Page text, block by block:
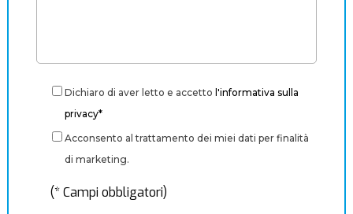
Dichiaro di aver letto e accetto l'informativa sulla
privacy*
Acconsento al trattamento dei miei dati per finalità
di marketing.
(* Campi obbligatori)